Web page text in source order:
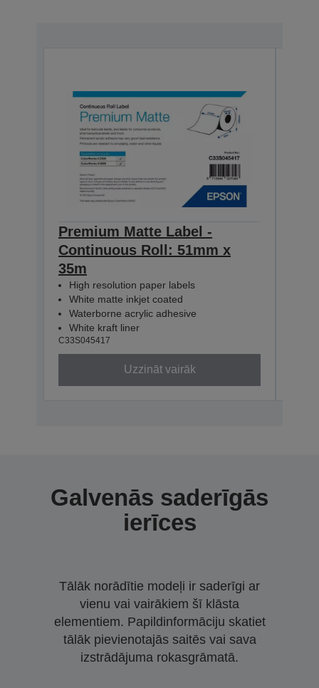
Premium Matte Label -
Continuous Roll: 51mm x
35m
High resolution paper labels
White matte inkjet coated
Waterborne acrylic adhesive
White kraft liner
C33S045417
Uzzināt vairāk
Galvenās saderīgās
ierīces
Tālāk norādītie modeļi ir saderīgi ar
vienu vai vairākiem šī klāsta
elementiem. Papildinformāciju skatiet
tālāk pievienotajās saitēs vai sava
izstrādājuma rokasgrāmatā.